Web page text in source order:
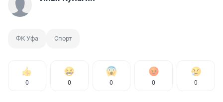
ФК Уфа Спорт
0 0 0 0 0